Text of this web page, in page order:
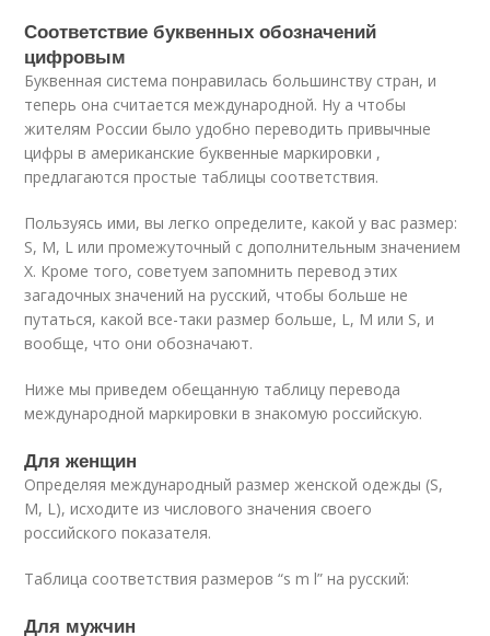
Соответствие буквенных обозначений
цифровым
Буквенная система понравилась большинству стран, и
теперь она считается международной. Ну а чтобы
жителям России было удобно переводить привычные
цифры в американские буквенные маркировки ,
предлагаются простые таблицы соответствия.
Пользуясь ими, вы легко определите, какой у вас размер:
S, M, L или промежуточный с дополнительным значением
X. Кроме того, советуем запомнить перевод этих
загадочных значений на русский, чтобы больше не
путаться, какой все-таки размер больше, L, M или S, и
вообще, что они обозначают.
Ниже мы приведем обещанную таблицу перевода
международной маркировки в знакомую российскую.
Для женщин
Определяя международный размер женской одежды (S,
M, L), исходите из числового значения своего
российского показателя.
Таблица соответствия размеров “s m l” на русский:
Для мужчин